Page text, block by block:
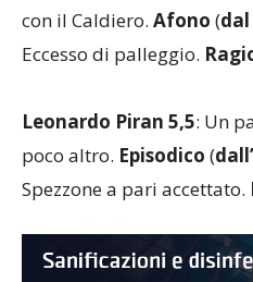
con il Caldiero. Afono (dal
Eccesso di palleggio.
Leonardo Piran 5,5: Un
poco altro. Episodico (
Spezzone a pari accettato.